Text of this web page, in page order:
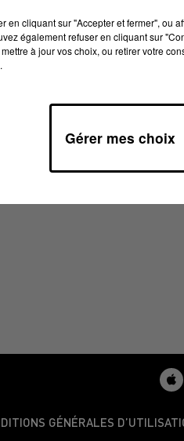
GÉNÉRALES
en cliquant sur "Accepter et fermer", ou
également refuser en cliquant sur
à jour vos choix, ou retirer votre
Gérer mes choix